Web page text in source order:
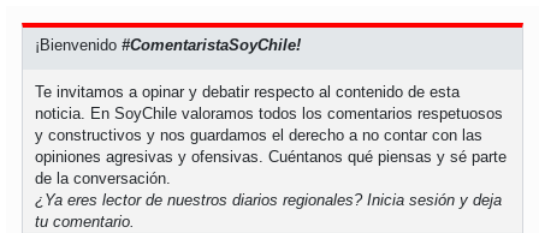
¡Bienvenido#ComentaristaSoyChile!
Te invitamos a opinar y debatir respecto al contenido de esta
noticia. En SoyChile valoramos todos los comentarios respetuosos
y constructivos y nos guardamos el derecho a no contar con las
opiniones agresivas y ofensivas. Cuéntanos qué piensas y sé parte
de la conversación.
¿Ya eres lector de nuestros diarios regionales?Inicia sesión y deja
tu comentario.